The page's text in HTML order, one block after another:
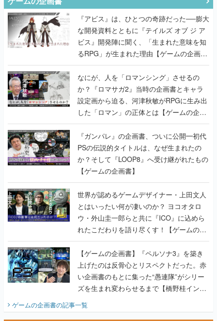
『アビス』は、ひとつの奇跡だった──膨大
な開発資料とともに『テイルズ オブ ジ ア
ビス』開発陣に聞く、「生まれた意味を知
るRPG」が生まれた理由【ゲームの企画
書】
なにが、人を「ロマンシング」させるの
か？『ロマサガ2』当時の企画書とキャラ
設定画から迫る、河津秋敏がRPGに生み出
した「ロマン」の正体とは【ゲームの企画
書】
『ガンパレ』の企画書、ついに公開━初代
PSの伝説的タイトルは、なぜ生まれたの
か？そして『LOOP8』へ受け継がれたもの
【ゲームの企画書】
世界が認めるゲームデザイナー・上田文人
とはいったい何が凄いのか？ ヨコオタロ
ウ・外山圭一郎らと共に『ICO』に込めら
れたこだわりを語り尽くす！【ゲームの企
画書】
【ゲームの企画書】『ペルソナ3』を築き
上げたのは反骨心とリスペクトだった。赤
い企画書のもとに集った“愚連隊”がシリー
ズを生まれ変わらせるまで【橋野桂インタ
ビュー】
ゲームの企画書の記事一覧